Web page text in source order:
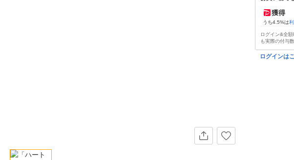
獲得
うち4.5%は
ログイン&全
も実際の付与
ログインは